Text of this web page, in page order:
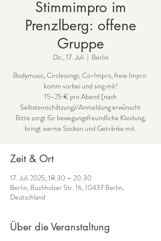
Stimmimpro im
Prenzlberg: offene
Gruppe
Do., 17. Juli
  |
Berlin
Bodymusic, Circlesongs, Co-Impro, freie Impro:
komm vorbei und sing mit!
15-25 € pro Abend (nach
Selbsteinschätzung)/Anmeldung erwünscht
Bitte sorgt für bewegungsfreundliche Kleidung,
bringt warme Socken und Getränke mit.
Zeit & Ort
17. Juli 2025, 18:30 – 20:30
Berlin, Buchholzer Str. 16, 10437 Berlin,
Deutschland
Über die Veranstaltung